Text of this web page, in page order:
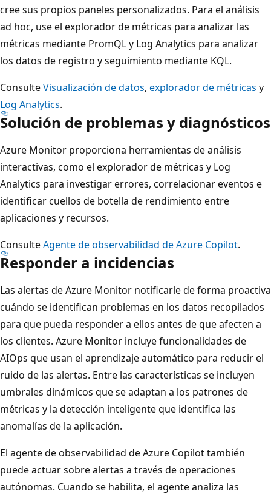
cree sus propios paneles personalizados. Para el análisis
ad hoc, use el explorador de métricas para analizar las
métricas mediante PromQL y Log Analytics para analizar
los datos de registro y seguimiento mediante KQL.
ConsulteVisualización de datos, explorador de métricas y
Log Analytics.
Solución de problemas y diagnósticos
Azure Monitor proporciona herramientas de análisis
interactivas, como el explorador de métricas y Log
Analytics para investigar errores, correlacionar eventos e
identificar cuellos de botella de rendimiento entre
aplicaciones y recursos.
ConsulteAgente de observabilidad de Azure Copilot.
Responder a incidencias
Las alertas de Azure Monitor notificarle de forma proactiva
cuándo se identifican problemas en los datos recopilados
para que pueda responder a ellos antes de que afecten a
los clientes. Azure Monitor incluye funcionalidades de
AIOps que usan el aprendizaje automático para reducir el
ruido de las alertas. Entre las características se incluyen
umbrales dinámicos que se adaptan a los patrones de
métricas y la detección inteligente que identifica las
anomalías de la aplicación.
El agente de observabilidad de Azure Copilot también
puede actuar sobre alertas a través de operaciones
autónomas. Cuando se habilita, el agente analiza las